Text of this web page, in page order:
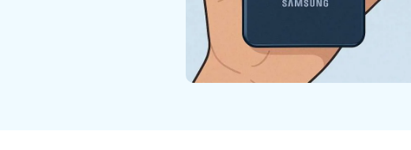
iOS 데이터 지우기
온라인 HEIC 컨버터
HEIC를 무료로 JPG 온라인
비즈니스 및 캠페인
B-end WhatsApp 솔루션
BFCM WhatsApp 마케팅
무료 기능과 초기 설정 방법을 확인해 보세요.